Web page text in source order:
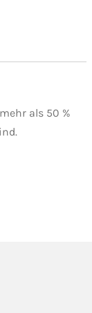
als 50 %